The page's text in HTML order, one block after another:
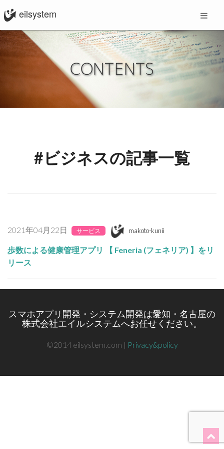
eilsystem
CONTENTS
#ビジネスの記事一覧
2021年04月22日 サービス makoto-kunii
歩数による健康管理アプリ 【 Feneria (フェネリア) 】をリ
リース
スマホアプリ開発・システム開発は愛知・名古屋の
株式会社エイルシステムへお任せください。
©2014 eilsystem.com | Privacy&policy